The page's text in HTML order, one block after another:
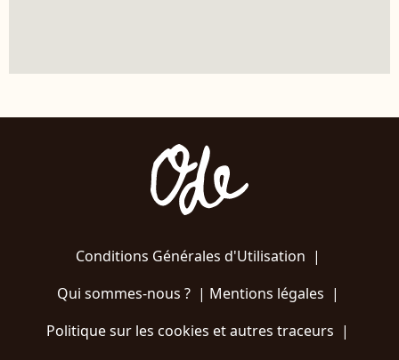
Conditions Générales d'Utilisation |
Qui sommes-nous ?| Mentions légales |
Politique sur les cookies et autres traceurs |